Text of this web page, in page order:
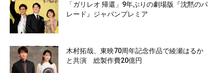
「ガリレオ 帰還」9年ぶりの劇場版『沈黙のパ
レード』ジャパンプレミア
木村拓哉、東映70周年記念作品で綾瀬はるか
と共演 総製作費20億円